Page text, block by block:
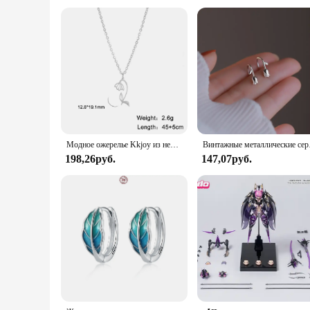
Модное ожерелье Kkjoy из нержавеющей стали с розовой радужкой, женское ожерелье с цветком месяца, ювелирные изделия для подружки невесты, подарки на день рождения
198,26руб.
Винтажные
147,07руб.